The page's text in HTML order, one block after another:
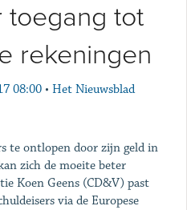
toegang tot
rekeningen
08:00 • Het Nieuwsblad
te ontlopen door zijn geld in
zich de moeite beter
Koen Geens (CD&V) past
via de Europese